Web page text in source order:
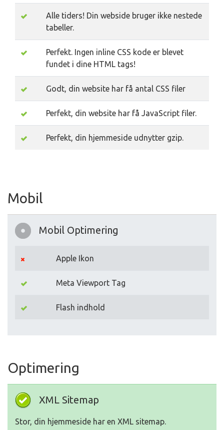
Alle tiders! Din webside bruger ikke nestede
tabeller.
Perfekt. Ingen inline CSS kode er blevet
fundet i dine HTML tags!
Godt, din website har få antal CSS filer
Perfekt, din website har få JavaScript filer.
Perfekt, din hjemmeside udnytter gzip.
Mobil
Mobil Optimering
Apple Ikon
Meta Viewport Tag
Flash indhold
Optimering
XML Sitemap
Stor, din hjemmeside har en XML sitemap.